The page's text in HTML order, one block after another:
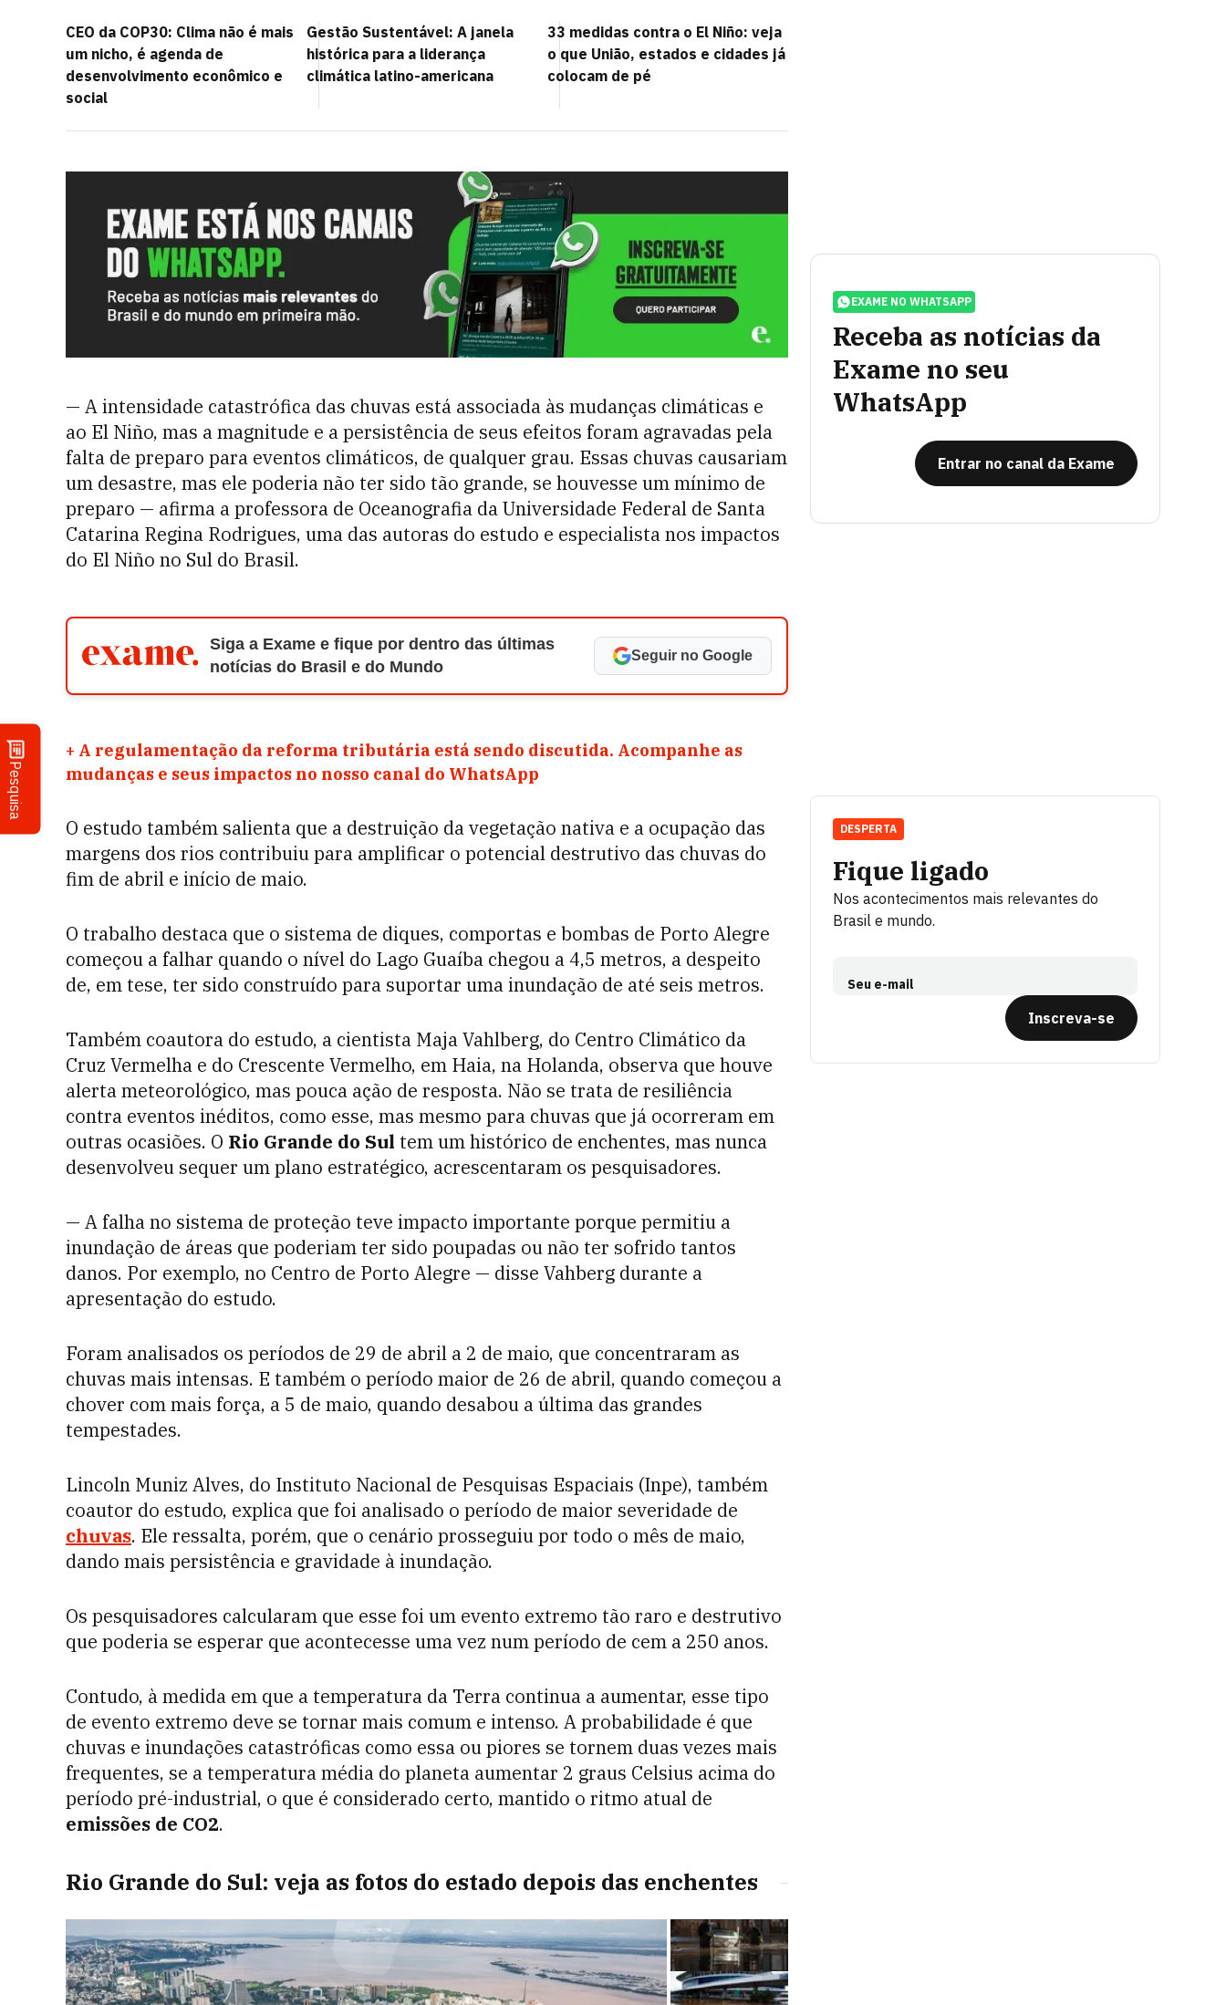
Pesquisa
CEO da COP30: Clima não é mais
um nicho, é agenda de
desenvolvimento econômico e
social
Gestão Sustentável: A janela
histórica para a liderança
climática latino-americana
33 medidas contra o El Niño: veja
o que União, estados e cidades já
colocam de pé
— A intensidade catastrófica das chuvas está associada às mudanças climáticas e
ao El Niño, mas a magnitude e a persistência de seus efeitos foram agravadas pela
falta de preparo para eventos climáticos, de qualquer grau. Essas chuvas causariam
um desastre, mas ele poderia não ter sido tão grande, se houvesse um mínimo de
preparo — afirma a professora de Oceanografia da Universidade Federal de Santa
Catarina Regina Rodrigues, uma das autoras do estudo e especialista nos impactos
do El Niño no Sul do Brasil.
Siga a Exame e fique por dentro das últimas
notícias do Brasil e do Mundo
Seguir no Google
+ A regulamentação da reforma tributária está sendo discutida. Acompanhe as
mudanças e seus impactos no nosso canal do WhatsApp
O estudo também salienta que a destruição da vegetação nativa e a ocupação das
margens dos rios contribuiu para amplificar o potencial destrutivo das chuvas do
fim de abril e início de maio.
O trabalho destaca que o sistema de diques, comportas e bombas de Porto Alegre
começou a falhar quando o nível do Lago Guaíba chegou a 4,5 metros, a despeito
de, em tese, ter sido construído para suportar uma inundação de até seis metros.
Também coautora do estudo, a cientista Maja Vahlberg, do Centro Climático da
Cruz Vermelha e do Crescente Vermelho, em Haia, na Holanda, observa que houve
alerta meteorológico, mas pouca ação de resposta. Não se trata de resiliência
contra eventos inéditos, como esse, mas mesmo para chuvas que já ocorreram em
outras ocasiões. O Rio Grande do Sul tem um histórico de enchentes, mas nunca
desenvolveu sequer um plano estratégico, acrescentaram os pesquisadores.
— A falha no sistema de proteção teve impacto importante porque permitiu a
inundação de áreas que poderiam ter sido poupadas ou não ter sofrido tantos
danos. Por exemplo, no Centro de Porto Alegre — disse Vahberg durante a
apresentação do estudo.
Foram analisados os períodos de 29 de abril a 2 de maio, que concentraram as
chuvas mais intensas. E também o período maior de 26 de abril, quando começou a
chover com mais força, a 5 de maio, quando desabou a última das grandes
tempestades.
Lincoln Muniz Alves, do Instituto Nacional de Pesquisas Espaciais (Inpe), também
coautor do estudo, explica que foi analisado o período de maior severidade de
chuvas. Ele ressalta, porém, que o cenário prosseguiu por todo o mês de maio,
dando mais persistência e gravidade à inundação.
Os pesquisadores calcularam que esse foi um evento extremo tão raro e destrutivo
que poderia se esperar que acontecesse uma vez num período de cem a 250 anos.
Contudo, à medida em que a temperatura da Terra continua a aumentar, esse tipo
de evento extremo deve se tornar mais comum e intenso. A probabilidade é que
chuvas e inundações catastróficas como essa ou piores se tornem duas vezes mais
frequentes, se a temperatura média do planeta aumentar 2 graus Celsius acima do
período pré-industrial, o que é considerado certo, mantido o ritmo atual de
emissões de CO2.
Rio Grande do Sul: veja as fotos do estado depois das enchentes
EXAME NO WHATSAPP
Receba as notícias da
Exame no seu
WhatsApp
Entrar no canal da Exame
Fique ligado
Nos acontecimentos mais relevantes do
Brasil e mundo.
Seu e-mail
Inscreva-se
DESPERTA